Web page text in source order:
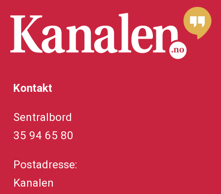
Kontakt
Sentralbord
35 94 65 80
Postadresse:
Kanalen